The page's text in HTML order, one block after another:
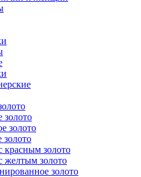
золото
золото
золото
красным золото
желтым золото
золото